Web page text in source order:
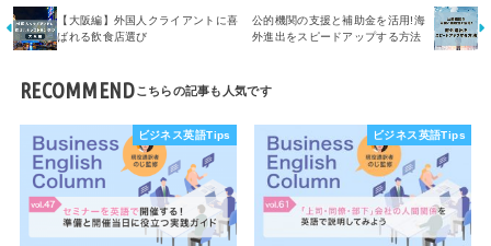
【大阪編】外国人クライアントに喜
ばれる飲食店選び
公的機関の支援と補助金を活用!海
外進出をスピードアップする方法
RECOMMEND
ビジネス英語Tips ビジネス英語Tips